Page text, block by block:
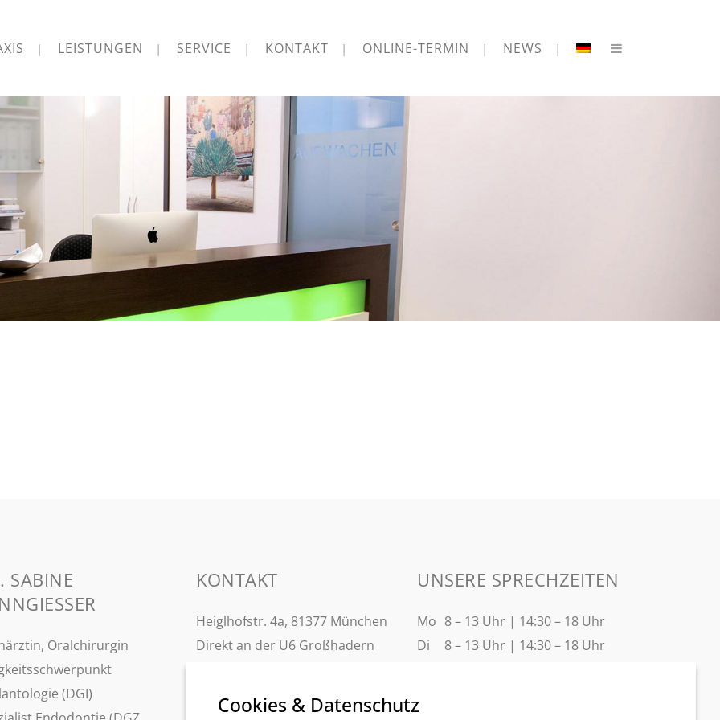
LEISTUNGEN SERVICE KONTAKT ONLINE-TERMIN NEWS
SABINE
Oralchirurgin
(DGI)
KONTAKT
Heiglhofstr. 4a, 81377 München
Direkt an der U6 Großhadern
F: +49 (0) 89 700 39 04
UNSERE SPRECHZEITEN
Mo 8 – 13 Uhr | 14:30 – 18 Uhr
Di
8 – 13 Uhr | 14:30 – 18 Uhr
Cookies & Datenschutz